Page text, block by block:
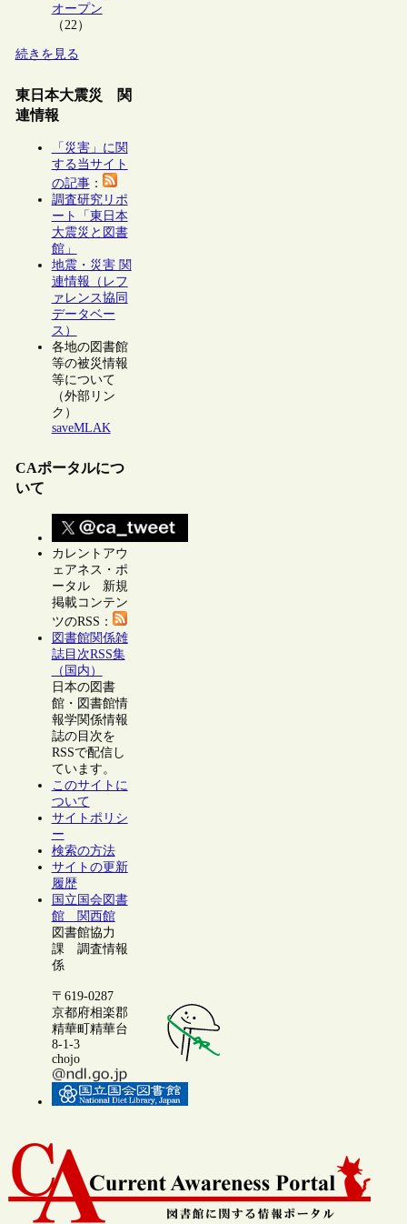
オープン
（22）
続きを見る
東日本大震災 関
連情報
「災害」に関
する当サイト
の記事：
調査研究リポ
ート「東日本
大震災と図書
館」
地震・災害 関
連情報（レフ
ァレンス協同
データベー
ス）
各地の図書館
等の被災情報
等について
（外部リン
ク）
saveMLAK
CAポータルにつ
いて
カレントアウ
ェアネス・ポ
ータル 新規
掲載コンテン
ツのRSS：
図書館関係雑
誌目次RSS集
（国内）
日本の図書
館・図書館情
報学関係情報
誌の目次を
RSSで配信し
ています。
このサイトに
ついて
サイトポリシ
ー
検索の方法
サイトの更新
履歴
国立国会図書
館 関西館
図書館協力
課 調査情報
係
〒619-0287
京都府相楽郡
精華町精華台
8-1-3
chojo